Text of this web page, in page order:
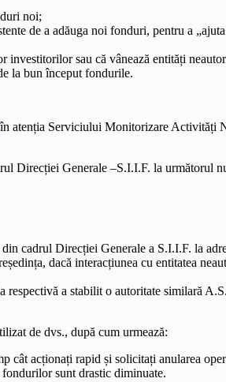
noi;
de a adăuga noi fonduri, pentru a
sau că vânează entități
la bun început fondurile.
atenția Serviciului Monitorizare Activități
Direcției Generale –S.I.I.F. la următorul
cadrul Direcției Generale a S.I.I.F. la
dacă interacțiunea cu entitatea
a stabilit o autoritate similară
de dvs., după cum urmează:
cât acționați rapid și solicitați anularea
sunt drastic diminuate.